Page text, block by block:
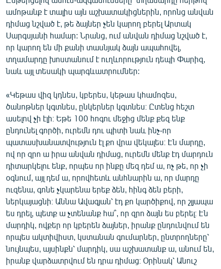
ՀԵՏԵՎԵՔ ՄԵԶ
ամոթանք է տալիս այն աշխատակիցներին, որոնց անվան
դիմաց նշված է, թե ձայներ չեն կարող բերել Արտակ
Սարգսյանի համար: Նրանց, ում անվան դիմաց նշված է,
որ կարող են մի քանի տասնյակ ձայն ապահովել,
տղամարդը խոստանում է ուղևորություն դեպի Փարիզ,
նաև այլ տեսակի պարգևատրումներ:
«Կեթաս վիզ կդնես, կբերես, կեթաս կհամոզես,
ծանոթներ կգտնես, ընկերներ կգտնես։ Ըտենց հեշտ
ասելով չի էլի։ Եթե 100 հոգու մեջից մենք քեզ ենք
ընդունել գործի, ուրեմն դու պիտի նաև ինչ-որ
պատասխանատվություն էլ քո վրա վեկալես։ Էն մարդը,
ով որ զրո ա իրա անվան դիմաց, ուրեմն մենք էդ մարդուն
դիտարկելու ենք, որպես որ ինքը մեզ դեմ ա, ոչ թե, որ չի
օգնում, այլ դեմ ա, որովհետև անհնարին ա, որ մարդը
ուզենա, գոնե չկարենա երեք ձեն, հինգ ձեն բերի,
ներկայացնի։ Աննա Ավագյան՝ էդ քո կարծիքով, որ շլյապա
ես դրել, պետք ա չտենանք հա՞, որ զրո ձայն ես բերել։ Էն
մարդիկ, ովքեր որ կբերեն ձայներ, իրանք ընդունվում են
որպես ակտիվիստ, կստանան գումարներ, ընտրողները՝
նույնպես, այսինքն՝ մարդիկ, սա աշխատանք ա, անում են,
իրանք վարձատրվում են դրա դիմաց։ Օրինակ՝ Անուշ